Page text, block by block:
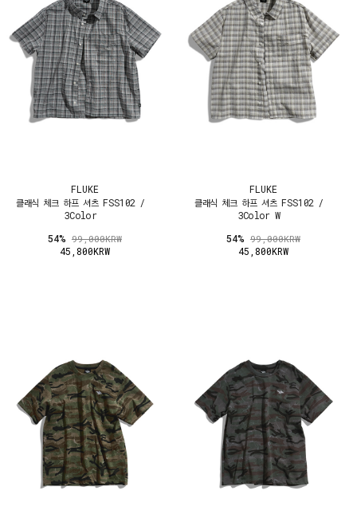
FLUKE
클래식 체크 하프 셔츠 FSS102 /
3Color
54% 99,000KRW
45,800KRW
FLUKE
클래식 체크 하프 셔츠 FSS102 /
3Color W
54% 99,000KRW
45,800KRW